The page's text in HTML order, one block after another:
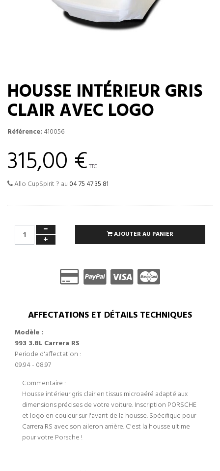
HOUSSE INTÉRIEUR GRIS
CLAIR AVEC LOGO
Référence: 410056
315,00 € TTC
Allo CupSpirit ? au 04 75 47 35 81
AJOUTER AU PANIER
AFFECTATIONS ET DÉTAILS TECHNIQUES
Modèle :
993 3.8L Carrera RS
Periode d'affectation :
09.94 - 08.97
Commentaire :
Housse intérieur gris clair en tissus microaéré adapté aux
dimensions précises de votre voiture. Inscription PORSCHE
et logo en couleur sur l'avant de la housse. Spécifique pour
Carrera RS avec son aileron arrière. C'est la housse ultime
pour votre Porsche !